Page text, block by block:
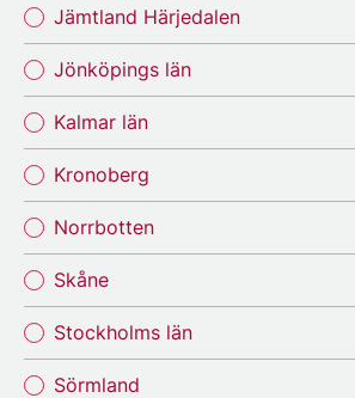
Jämtland Härjedalen
Jönköpings län
Kalmar län
Kronoberg
Norrbotten
Skåne
Stockholms län
Sörmland